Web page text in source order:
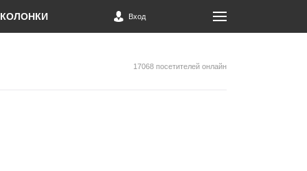
КОЛОНКИ Вход
17068 посетителей онлайн